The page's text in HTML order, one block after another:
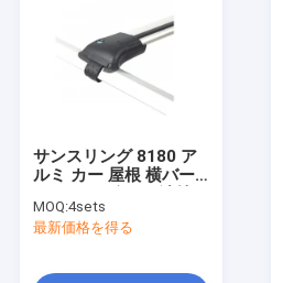
サンスリング 8180 ア
ルミ カー 屋根 横バー
ユニバーサル リフトレ
ール オーダーメイド 屋
MOQ:4sets
最新価格を得る